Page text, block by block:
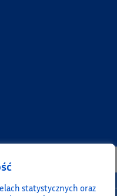
statystycznych oraz